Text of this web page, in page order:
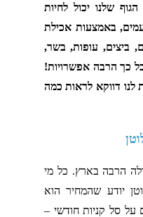
שלנו יכול לחיות
באמצעות אכילת
ביצים, עופות, בשר,
כל כך הרבה אפשרויות!
לנו דווקא לראות כמה
הרבה בארץ. כל מי
יודע שהמחיר הוא
על סל קניות חודשי –